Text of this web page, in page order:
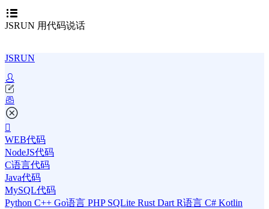
JSRUN 用代码说话
JSRUN
WEB代码
NodeJS代码
C语言代码
Java代码
MySQL代码
Python C++ Go语言 PHP SQLite Rust Dart R语言 C# Kotlin